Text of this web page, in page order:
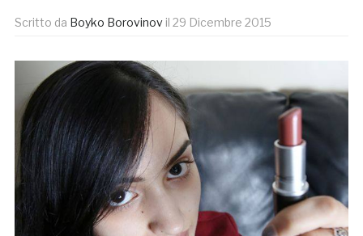
Scritto da Boyko Borovinov il 29 Dicembre 2015